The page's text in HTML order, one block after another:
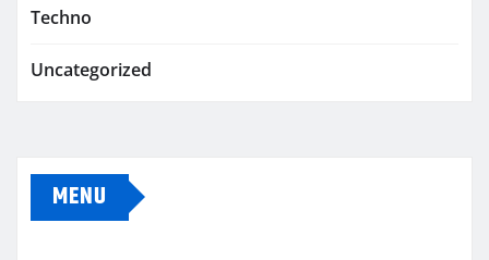
Techno
Uncategorized
MENU